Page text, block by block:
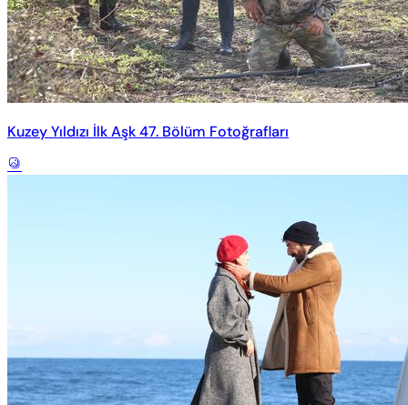
Kuzey Yıldızı İlk Aşk 47. Bölüm Fotoğrafları